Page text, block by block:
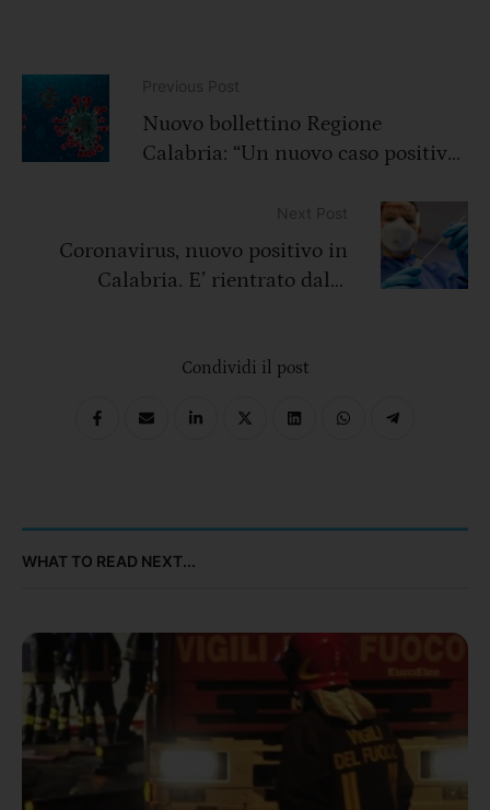
Nuovo bollettino Regione
Calabria: “Un nuovo caso positivo
Coronavirus, nuovo positivo in
Calabria. E’ rientrato dalla
Condividi il post
WHAT TO READ NEXT...